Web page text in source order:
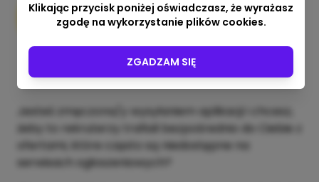
Agnieszka Czarnołęcka I
60 min
246,00 zł
Jesteś zmęczona/y wysyłaniem aplikacji i chcesz,
żeby to rekruterzy trafiali bezpośrednio do Ciebie z
ofertami, które często są niedostępne na
serwisach ogłoszeniowych?
Klikając przycisk poniżej oświadczasz, że wyrażasz
zgodę na wykorzystanie plików cookies.
ZGADZAM SIĘ